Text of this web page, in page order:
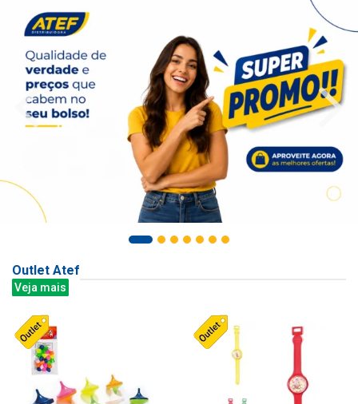
Outlet Atef
Veja mais